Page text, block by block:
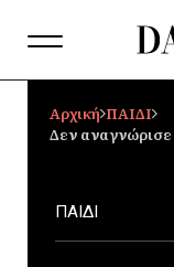
Αρχική ΠΑΙΔΙ
Δεν αναγνώρισε
ΠΑΙΔΙ